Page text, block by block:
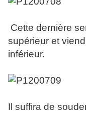
Cette dernière
supérieur et
inférieur.
Il suffira de